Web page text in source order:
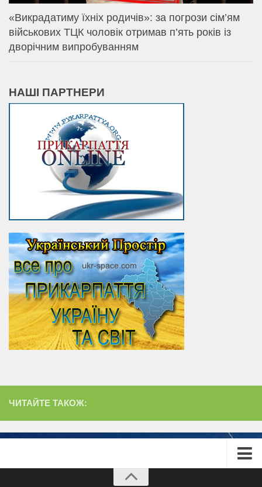
«Викрадатиму їхніх родичів»: за погрози сім’ям
військових ТЦК чоловік отримав п’ять років із
дворічним випробуванням
НАШІ ПАРТНЕРИ
ЧИТАЙТЕ ТАКОЖ: